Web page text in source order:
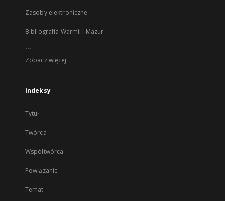
Zasoby elektroniczne
Bibliografia Warmii i Mazur
...
Zobacz więcej
Indeksy
Tytuł
Twórca
Współtwórca
Powiązanie
Temat